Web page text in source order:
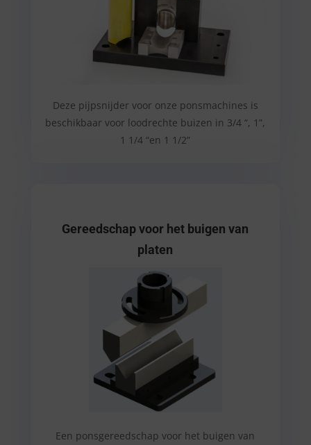
Deze pijpsnijder voor onze ponsmachines is
beschikbaar voor loodrechte buizen in 3/4 “, 1”,
1 1/4 “en 1 1/2”
Gereedschap voor het buigen van
platen
Een ponsgereedschap voor het buigen van